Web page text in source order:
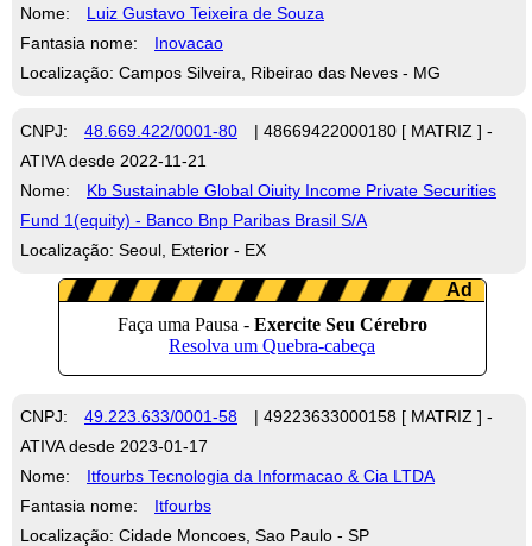
Nome:
Luiz Gustavo Teixeira de Souza
Fantasia nome:
Inovacao
Localização: Campos Silveira, Ribeirao das Neves - MG
CNPJ: 48.669.422/0001-80
| 48669422000180 [ MATRIZ ] -
ATIVA desde 2022-11-21
Nome:
Kb Sustainable Global Oiuity Income Private Securities
Fund 1(equity) - Banco Bnp Paribas Brasil S/A
Localização: Seoul, Exterior - EX
CNPJ: 49.223.633/0001-58
| 49223633000158 [ MATRIZ ] -
ATIVA desde 2023-01-17
Nome:
Itfourbs Tecnologia da Informacao & Cia LTDA
Fantasia nome:
Itfourbs
Localização: Cidade Moncoes, Sao Paulo - SP